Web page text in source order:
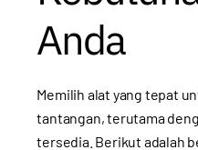
Anda
Memilih alat yang tepat
tantangan, terutama
tersedia. Berikut adalah